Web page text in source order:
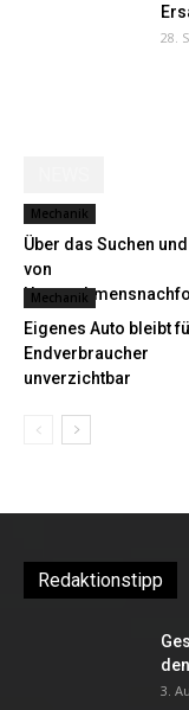
28.
Mechanik
Über das Suchen
von
Mechanik
Eigenes Auto bleibt
Endverbraucher
unverzichtbar
Redaktionstipp
3.